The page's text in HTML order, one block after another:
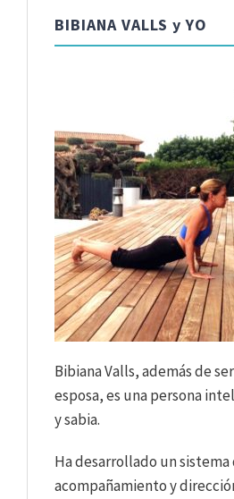
BIBIANA VALLS y YO
Bibiana Valls, además de
esposa, es una persona
y sabia.
Ha desarrollado un sistema
acompañamiento y